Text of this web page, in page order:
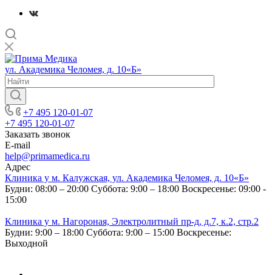
ул. Академика Челомея, д. 10«Б»
+7 495 120-01-07
+7 495 120-01-07
Заказать звонок
E-mail
help@primamedica.ru
Адрес
Клиника у м. Калужская, ул. Академика Челомея, д. 10«Б»
Будни: 08:00 – 20:00 Суббота: 9:00 – 18:00 Воскресенье: 09:00 -
15:00
Клиника у м. Нагороная, Электролитный пр-д, д.7, к.2, стр.2
Будни: 9:00 – 18:00 Суббота: 9:00 – 15:00 Воскресенье:
Выходной